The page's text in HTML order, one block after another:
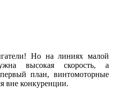
Но на линиях малой
высокая скорость, а
план, винтомоторные
вне конкуренции.